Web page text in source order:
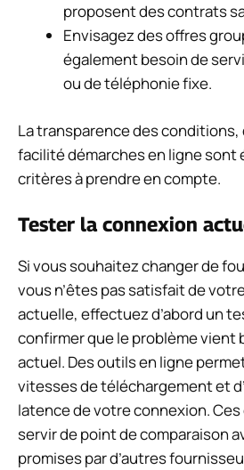
proposent des contrats
Envisagez des offres
également besoin de
ou de téléphonie fixe.
La transparence des
facilité démarches en ligne sont
critères à prendre en compte.
Tester la connexion
Si vous souhaitez changer de
vous n’êtes pas satisfait de
actuelle, effectuez d’abord un
confirmer que le problème vient
actuel. Des outils en ligne
vitesses de téléchargement et
latence de votre connexion.
servir de point de comparaison
promises par d’autres